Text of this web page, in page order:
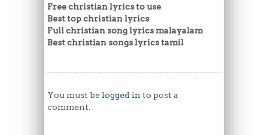
Free christian lyrics to use
Best top christian lyrics
Full christian song lyrics malayalam
Best christian songs lyrics tamil
You must be logged in to post a
comment.